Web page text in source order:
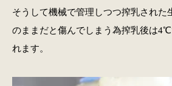
そうして機械で管理しつつ搾乳され
のままだと傷んでしまう為搾乳後は
れます。